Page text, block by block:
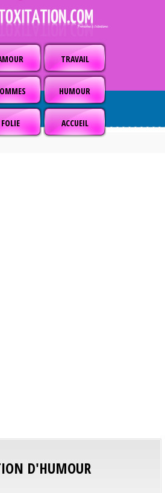
TRAVAIL
HUMOUR
FOLIE ACCUEIL
D'HUMOUR